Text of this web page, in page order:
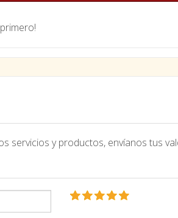
servicios y productos, envíanos tus